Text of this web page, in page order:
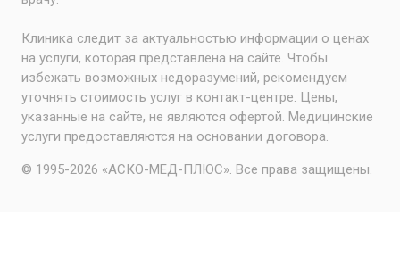
Клиника следит за актуальностью информации о ценах
на услуги, которая представлена на сайте. Чтобы
избежать возможных недоразумений, рекомендуем
уточнять стоимость услуг в контакт-центре. Цены,
указанные на сайте, не являются офертой. Медицинские
услуги предоставляются на основании договора.
© 1995-2026 «АСКО-МЕД-ПЛЮС». Все права защищены.